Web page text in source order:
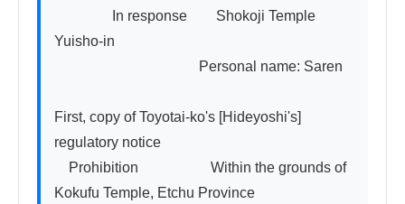
In response　　Shokoji Temple
Yuisho-in
Personal name: Saren
First, copy of Toyotai-ko's [Hideyoshi's]
regulatory notice
Prohibition　　　　　Within the grounds of
Kokufu Temple, Etchu Province